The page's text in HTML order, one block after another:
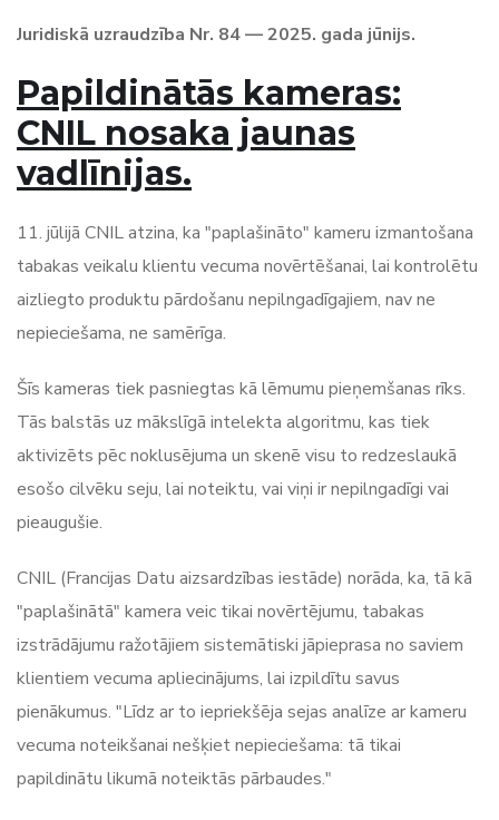
Juridiskā uzraudzība Nr. 84 — 2025. gada jūnijs.
Papildinātās kameras:
CNIL nosaka jaunas
vadlīnijas.
11. jūlijā CNIL atzina, ka "paplašināto" kameru izmantošana
tabakas veikalu klientu vecuma novērtēšanai, lai kontrolētu
aizliegto produktu pārdošanu nepilngadīgajiem, nav ne
nepieciešama, ne samērīga.
Šīs kameras tiek pasniegtas kā lēmumu pieņemšanas rīks.
Tās balstās uz mākslīgā intelekta algoritmu, kas tiek
aktivizēts pēc noklusējuma un skenē visu to redzeslaukā
esošo cilvēku seju, lai noteiktu, vai viņi ir nepilngadīgi vai
pieaugušie.
CNIL (Francijas Datu aizsardzības iestāde) norāda, ka, tā kā
"paplašinātā" kamera veic tikai novērtējumu, tabakas
izstrādājumu ražotājiem sistemātiski jāpieprasa no saviem
klientiem vecuma apliecinājums, lai izpildītu savus
pienākumus. "Līdz ar to iepriekšēja sejas analīze ar kameru
vecuma noteikšanai nešķiet nepieciešama: tā tikai
papildinātu likumā noteiktās pārbaudes."